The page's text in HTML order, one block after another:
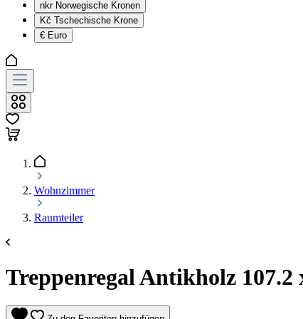
nkr Norwegische Kronen
Kč Tschechische Krone
€ Euro
Wohnzimmer
Raumteiler
Treppenregal Antikholz